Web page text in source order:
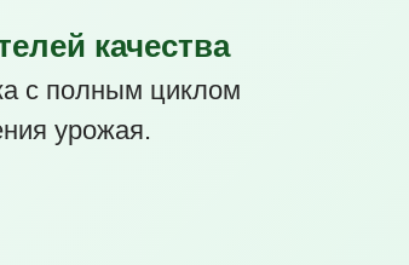
качества
с полным циклом
урожая.